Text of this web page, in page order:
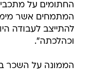
החתומים על
המתמחים אשר
להתייצב לעבודה
וכהלכתה".
הממונה על השכר